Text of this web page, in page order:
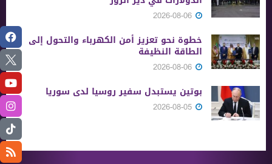
خطوة نحو تعزيز أمن الكهرباء والتحول إلى
الطاقة النظيفة
بوتين يستبدل سفير روسيا لدى سوريا